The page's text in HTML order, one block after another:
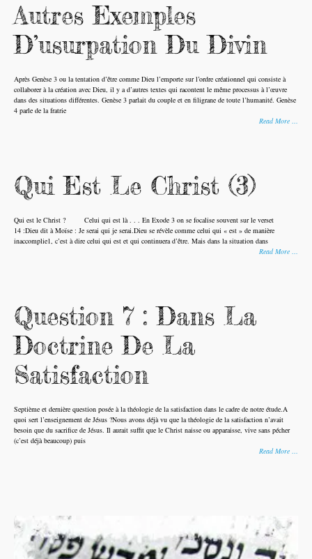
Autres Exemples
D’usurpation Du Divin
Après Genèse 3 ou la tentation d’être comme Dieu l’emporte sur l’ordre créationnel qui consiste à
collaborer à la création avec Dieu, il y a d’autres textes qui racontent le même processus à l’œuvre
dans des situations différentes. Genèse 3 parlait du couple et en filigrane de toute l’humanité. Genèse
4 parle de la fratrie
Read More …
Qui Est Le Christ (3)
Qui est le Christ ? Celui qui est là . . . En Exode 3 on se focalise souvent sur le verset
14 :Dieu dit à Moïse : Je serai qui je serai.Dieu se révèle comme celui qui « est » de manière
inaccomplie1, c’est à dire celui qui est et qui continuera d’être. Mais dans la situation dans
Read More …
Question 7 : Dans La
Doctrine De La
Satisfaction
Septième et dernière question posée à la théologie de la satisfaction dans le cadre de notre étude.A
quoi sert l’enseignement de Jésus ?Nous avons déjà vu que la théologie de la satisfaction n’avait
besoin que du sacrifice de Jésus. Il aurait suffit que le Christ naisse ou apparaisse, vive sans pécher
(c’est déjà beaucoup) puis
Read More …